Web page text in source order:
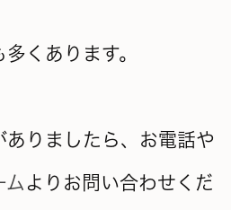
くあります。
りましたら、お電話や
ムよりお問い合わせくだ